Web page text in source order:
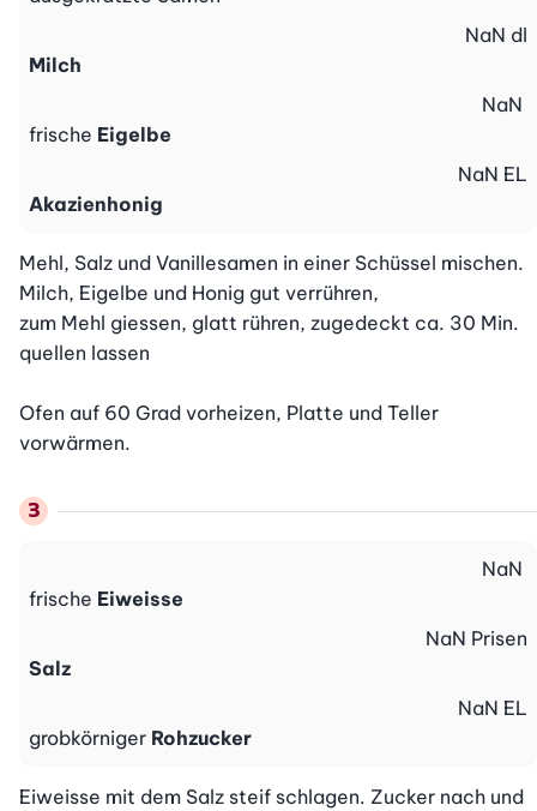
Milch
NaN dl
frische Eigelbe
NaN
Akazienhonig
NaN EL
Mehl, Salz und Vanillesamen in einer Schüssel mischen.
Milch, Eigelbe und Honig gut verrühren,
zum Mehl giessen, glatt rühren, zugedeckt ca. 30 Min.
quellen lassen
Ofen auf 60 Grad vorheizen, Platte und Teller
vorwärmen.
frische Eiweisse
NaN
Salz
NaN Prisen
grobkörniger Rohzucker
NaN EL
Eiweisse mit dem Salz steif schlagen. Zucker nach und